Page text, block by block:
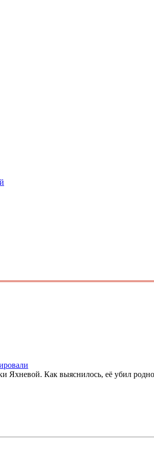
Как выяснилось, её убил